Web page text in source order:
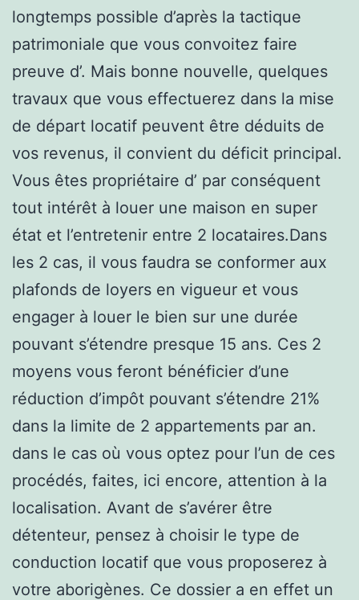
longtemps possible d’après la tactique
patrimoniale que vous convoitez faire
preuve d’. Mais bonne nouvelle, quelques
travaux que vous effectuerez dans la mise
de départ locatif peuvent être déduits de
vos revenus, il convient du déficit principal.
Vous êtes propriétaire d’ par conséquent
tout intérêt à louer une maison en super
état et l’entretenir entre 2 locataires.Dans
les 2 cas, il vous faudra se conformer aux
plafonds de loyers en vigueur et vous
engager à louer le bien sur une durée
pouvant s’étendre presque 15 ans. Ces 2
moyens vous feront bénéficier d’une
réduction d’impôt pouvant s’étendre 21%
dans la limite de 2 appartements par an.
dans le cas où vous optez pour l’un de ces
procédés, faites, ici encore, attention à la
localisation. Avant de s’avérer être
détenteur, pensez à choisir le type de
conduction locatif que vous proposerez à
votre aborigènes. Ce dossier a en effet un